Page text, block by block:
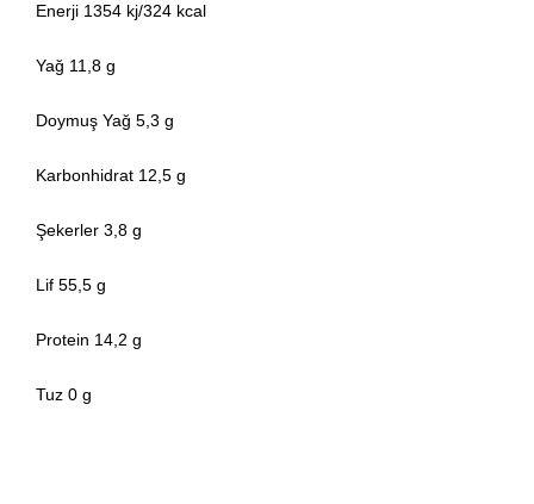
Enerji 1354 kj/324 kcal
Yağ 11,8 g
Doymuş Yağ 5,3 g
Karbonhidrat 12,5 g
Şekerler 3,8 g
Lif 55,5 g
Protein 14,2 g
Tuz 0 g